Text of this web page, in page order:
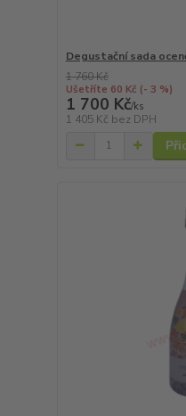
Degustační sada
1 760 Kč
Ušetříte 60 Kč (- 3 %)
1 700 Kč/ks
1 405 Kč bez DPH